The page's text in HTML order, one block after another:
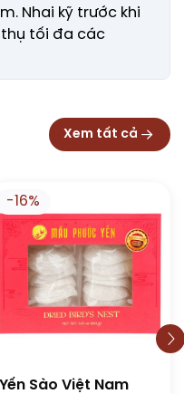
Nhai kỹ trước khi
tối đa các
Xem tất cả
Việt Nam